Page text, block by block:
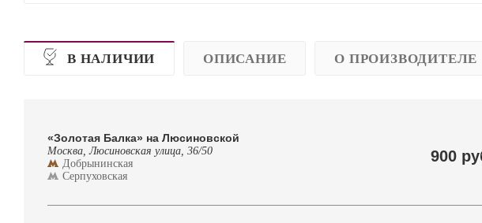
В НАЛИЧИИ ОПИСАНИЕ О ПРОИЗВОДИТЕЛЕ
«Золотая Балка» на Люсиновской
Москва, Люсиновская улица, 36/50
Добрынинская
Серпуховская
900